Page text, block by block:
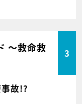
～救命救
3
故!?